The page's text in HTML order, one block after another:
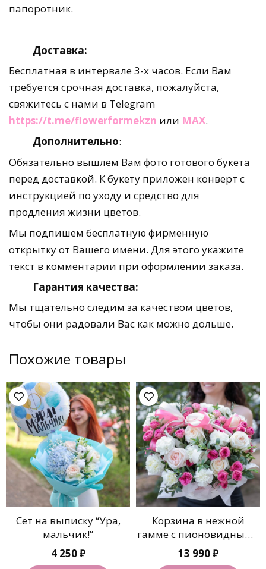
папоротник.
Доставка:
Бесплатная в интервале 3-х часов. Если Вам
требуется срочная доставка, пожалуйста,
свяжитесь с нами в Telegram
https://t.me/flowerformekzn или MAX.
Дополнительно:
Обязательно вышлем Вам фото готового букета
перед доставкой. К букету приложен конверт с
инструкцией по уходу и средство для
продления жизни цветов.
Мы подпишем бесплатную фирменную
открытку от Вашего имени. Для этого укажите
текст в комментарии при оформлении заказа.
Гарантия качества:
Мы тщательно следим за качеством цветов,
чтобы они радовали Вас как можно дольше.
Похожие товары
Сет на выписку “Ура,
мальчик!”
4 250₽
Корзина в нежной
гамме с пионовидными
розами
13 990₽